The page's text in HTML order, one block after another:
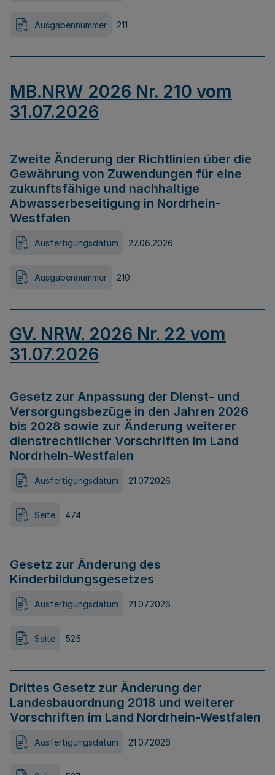
Ausgabennummer 211
MB.NRW 2026 Nr. 210 vom
31.07.2026
Zweite Änderung der Richtlinien über die
Gewährung von Zuwendungen für eine
zukunftsfähige und nachhaltige
Abwasserbeseitigung in Nordrhein-
Westfalen
Ausfertigungsdatum 27.06.2026
Ausgabennummer 210
GV. NRW. 2026 Nr. 22 vom
31.07.2026
Gesetz zur Anpassung der Dienst- und
Versorgungsbezüge in den Jahren 2026
bis 2028 sowie zur Änderung weiterer
dienstrechtlicher Vorschriften im Land
Nordrhein-Westfalen
Ausfertigungsdatum 21.07.2026
Seite 474
Gesetz zur Änderung des
Kinderbildungsgesetzes
Ausfertigungsdatum 21.07.2026
Seite 525
Drittes Gesetz zur Änderung der
Landesbauordnung 2018 und weiterer
Vorschriften im Land Nordrhein-Westfalen
Ausfertigungsdatum 21.07.2026